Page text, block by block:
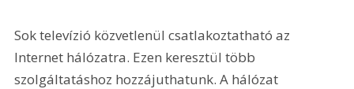
Sok televízió közvetlenül csatlakoztatható az
Internet hálózatra. Ezen keresztül több
szolgáltatáshoz hozzájuthatunk. A hálózat